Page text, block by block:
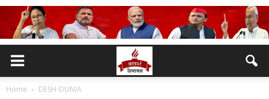
Home DESH-DUNIA